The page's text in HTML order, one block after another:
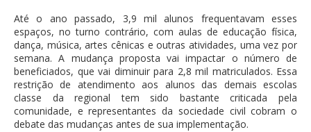
Até o ano passado, 3,9 mil alunos frequentavam esses
espaços, no turno contrário, com aulas de educação física,
dança, música, artes cênicas e outras atividades, uma vez por
semana. A mudança proposta vai impactar o número de
beneficiados, que vai diminuir para 2,8 mil matriculados. Essa
restrição de atendimento aos alunos das demais escolas
classe da regional tem sido bastante criticada pela
comunidade, e representantes da sociedade civil cobram o
debate das mudanças antes de sua implementação.